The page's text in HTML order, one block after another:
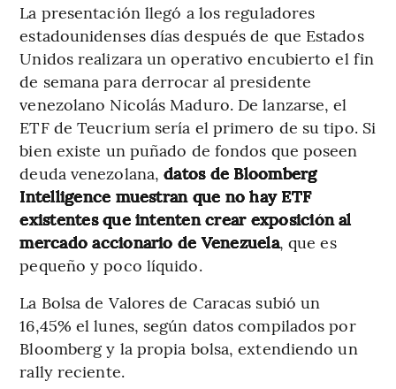
La presentación llegó a los reguladores
estadounidenses días después de que Estados
Unidos realizara un operativo encubierto el fin
de semana para derrocar al presidente
venezolano Nicolás Maduro. De lanzarse, el
ETF de Teucrium sería el primero de su tipo. Si
bien existe un puñado de fondos que poseen
deuda venezolana,datos de Bloomberg
Intelligence muestran que no hay ETF
existentes que intenten crear exposición al
mercado accionario de Venezuela, que es
pequeño y poco líquido.
La Bolsa de Valores de Caracas subió un
16,45% el lunes, según datos compilados por
Bloomberg y la propia bolsa, extendiendo un
rally reciente.